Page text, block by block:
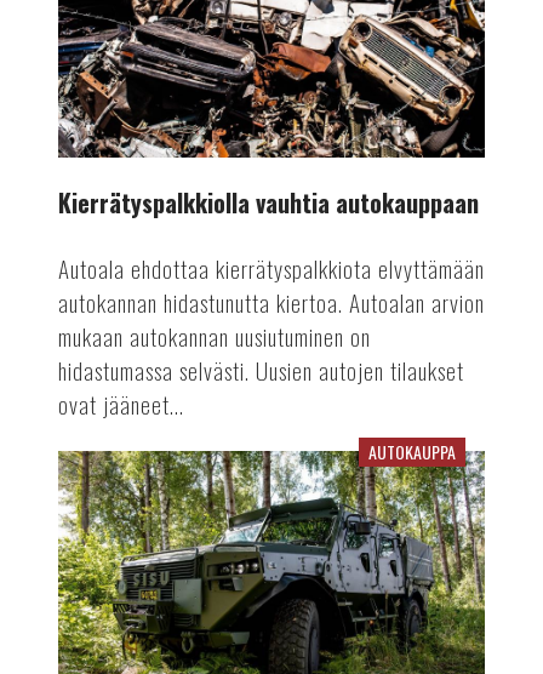
Kierrätyspalkkiolla vauhtia autokauppaan
Autoala ehdottaa kierrätyspalkkiota elvyttämään
autokannan hidastunutta kiertoa. Autoalan arvion
mukaan autokannan uusiutuminen on
hidastumassa selvästi. Uusien autojen tilaukset
ovat jääneet...
Sisulla
ennätyksellinen
tilauskanta
AUTOKAUPPA